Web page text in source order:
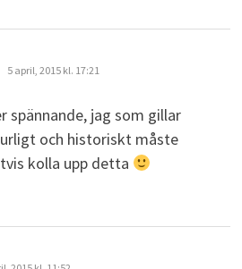
skriver:
5 april, 2015 kl. 17:21
spännande, jag som gillar
och historiskt måste
kolla upp detta